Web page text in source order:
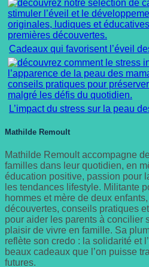
Cadeaux qui favorisent l’éveil
L’impact du stress sur la peau
Mathilde Remoult
Mathilde Remoult accompagne
familles dans leur quotidien, en
éducation positive, passion pour
les tendances lifestyle. Militante
hommes et mère de deux
découvertes, conseils pratiques
pour aider les parents à concilier
plaisir de vivre en famille. Sa
reflète son credo : la solidarité et
beaux cadeaux que l’on puisse
futures.